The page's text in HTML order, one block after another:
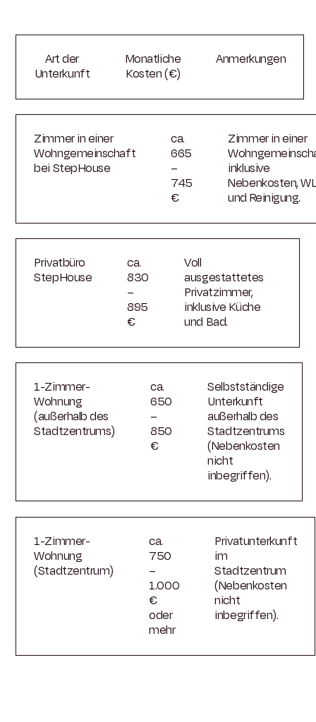
Art der
Unterkunft
Monatliche
Kosten (€)
Anmerkungen
Zimmer in einer
Wohngemeinschaft
bei StepHouse
ca.
665
–
745
€
Zimmer in einer
inklusive
Nebenkosten,
und Reinigung.
Privatbüro
StepHouse
ca.
830
–
895
€
Voll
ausgestattetes
Privatzimmer,
inklusive Küche
und Bad.
1-Zimmer-
Wohnung
(außerhalb des
Stadtzentrums)
ca.
650
–
850
€
Selbstständige
Unterkunft
außerhalb des
Stadtzentrums
(Nebenkosten
nicht
inbegriffen).
1-Zimmer-
Wohnung
(Stadtzentrum)
ca.
750
–
1.000
€
oder
mehr
Privatunterkunft
im
Stadtzentrum
(Nebenkosten
nicht
inbegriffen).